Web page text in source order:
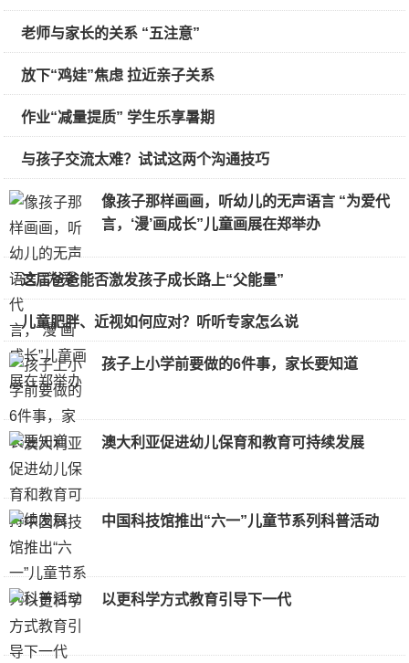
老师与家长的关系 “五注意”
放下“鸡娃”焦虑 拉近亲子关系
作业“减量提质” 学生乐享暑期
与孩子交流太难？试试这两个沟通技巧
像孩子那样画画，听幼儿的无声语言 “为爱代
言，‘漫’画成长”儿童画展在郑举办
这届爸爸能否激发孩子成长路上“父能量”
儿童肥胖、近视如何应对？听听专家怎么说
孩子上小学前要做的6件事，家长要知道
澳大利亚促进幼儿保育和教育可持续发展
中国科技馆推出“六一”儿童节系列科普活动
以更科学方式教育引导下一代